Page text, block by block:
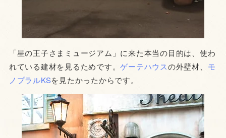
「星の王子さまミュージアム」に来た本当の目的は、使わ
れている建材を見るためです。ゲーテハウスの外壁材、 モ
ノプラルKSを見たかったからです。